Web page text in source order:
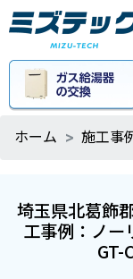
ホーム 施工事
埼玉県北葛飾
工事例：ノー
GT-